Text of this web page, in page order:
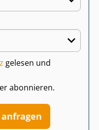
gelesen und
abonnieren.